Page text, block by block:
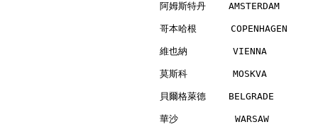
阿姆斯特丹
哥本哈根
維也納        VIENNA
莫斯科        MOSKVA
貝爾格萊德
華沙          WARSAW